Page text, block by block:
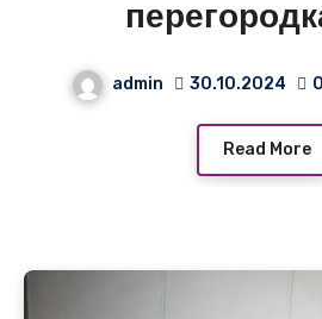
admin 30.10.2024 0
Read More